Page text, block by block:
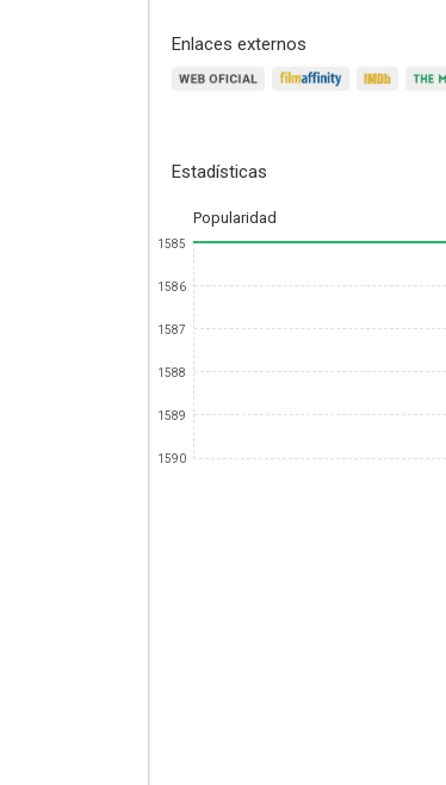
Enlaces externos
Estadísticas
Popularidad
1585
1586
1587
1588
1589
1590